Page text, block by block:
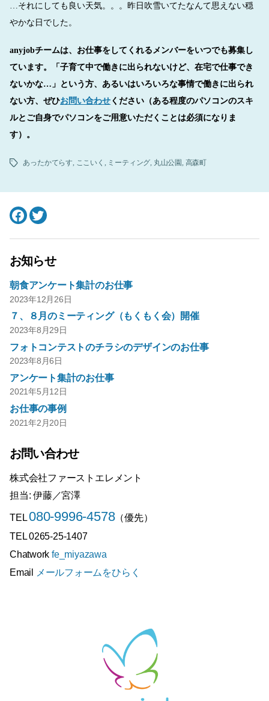
…それにしても良い天気。。。昨日吹雪いてたなんて思えない穏
やかな日でした。
anyjobチームは、お仕事をしてくれるメンバーをいつでも募集し
ています。「子育て中で働きに出られないけど、在宅で仕事でき
ないかな…」という方、あるいはいろいろな事情で働きに出られ
ない方、ぜひお問い合わせください（ある程度のパソコンのスキ
ルとご自身でパソコンをご用意いただくことは必須になりま
す）。
タ
あったかてらす, ここいく , ミーティング, 丸山公園, 高森町
Facebook
Twitter
お知らせ
朝食アンケート集計のお仕事
2023年12月26日
７、８月のミーティング（もくもく会）開催
2023年8月29日
フォトコンテストのチラシのデザインのお仕事
2023年8月6日
アンケート集計のお仕事
2021年5月12日
お仕事の事例
2021年2月20日
お問い合わせ
株式会社ファーストエレメント
担当: 伊藤／宮澤
TEL080-9996-4578（優先）
TEL 0265-25-1407
Chatworkfe_miyazawa
Email
メールフォームをひらく